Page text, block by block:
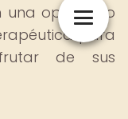
una opción no
para
de sus